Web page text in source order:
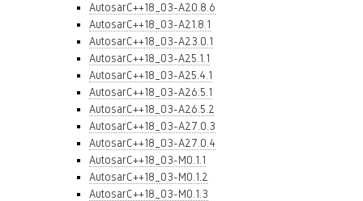
AutosarC++18_03-A20.8.6
AutosarC++18_03-A21.8.1
AutosarC++18_03-A23.0.1
AutosarC++18_03-A25.1.1
AutosarC++18_03-A25.4.1
AutosarC++18_03-A26.5.1
AutosarC++18_03-A26.5.2
AutosarC++18_03-A27.0.3
AutosarC++18_03-A27.0.4
AutosarC++18_03-M0.1.1
AutosarC++18_03-M0.1.2
AutosarC++18_03-M0.1.3